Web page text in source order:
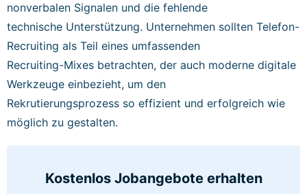
nonverbalen Signalen und die fehlende
technische Unterstützung. Unternehmen sollten Telefon-
Recruiting als Teil eines umfassenden
Recruiting-Mixes betrachten, der auch moderne digitale
Werkzeuge einbezieht, um den
Rekrutierungsprozess so effizient und erfolgreich wie
möglich zu gestalten.
Kostenlos Jobangebote erhalten